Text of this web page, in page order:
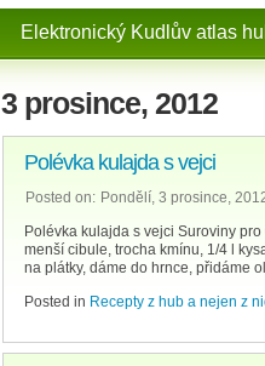
Elektronický Kudlův atlas
3 prosince, 2012
Polévka kulajda s vejci
Posted on: Pondělí, 3 prosince,
Polévka kulajda s vejci Suroviny
menší cibule, trocha kmínu, 1/4 l
na plátky, dáme do hrnce, přidáme
Posted in Recepty z hub a nejen z